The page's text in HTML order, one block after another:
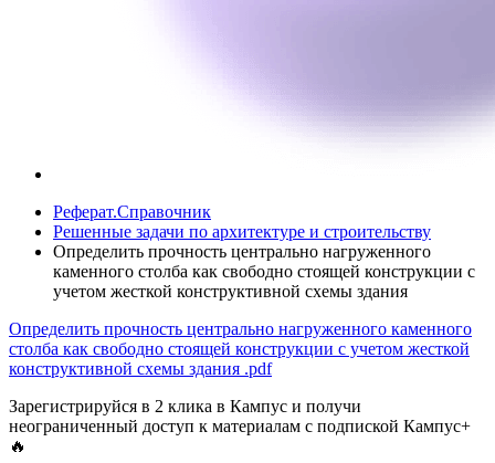
Реферат.Справочник
Решенные задачи по архитектуре и строительству
Определить прочность центрально нагруженного
каменного столба как свободно стоящей конструкции с
учетом жесткой конструктивной схемы здания
Определить прочность центрально нагруженного каменного
столба как свободно стоящей конструкции с учетом жесткой
конструктивной схемы здания .pdf
Зарегистрируйся в 2 клика в Кампус и получи
неограниченный доступ к материалам с подпиской Кампус+
🔥